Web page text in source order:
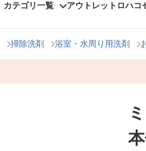
カテゴリ一覧 アウトレット ロハコ
掃除洗剤 浴室・水周り用洗剤